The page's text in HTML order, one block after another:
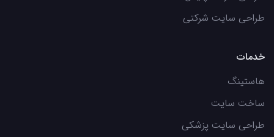
طراحی سایت شرکتی
خدمات
هاستینگ
ساخت سایت
طراحی سایت پزشکی